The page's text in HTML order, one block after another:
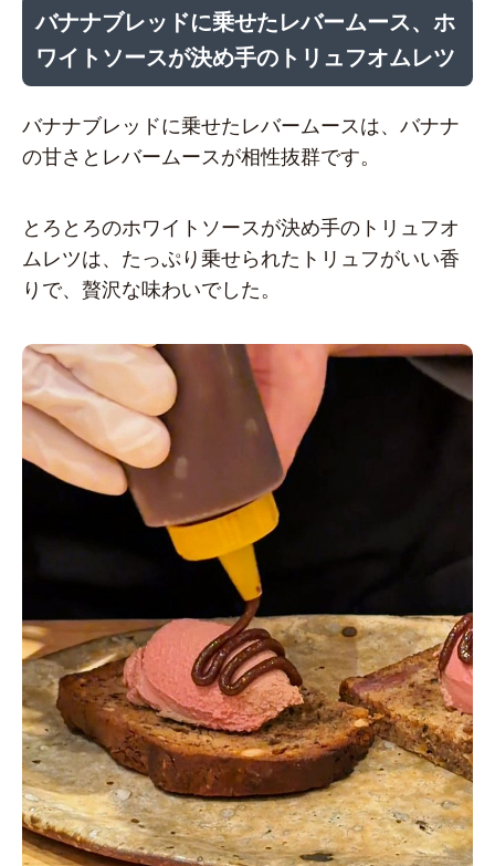
バナナブレッドに乗せたレバームース、ホ
ワイトソースが決め手のトリュフオムレツ
バナナブレッドに乗せたレバームースは、バナナ
の甘さとレバームースが相性抜群です。
とろとろのホワイトソースが決め手のトリュフオ
ムレツは、たっぷり乗せられたトリュフがいい香
りで、贅沢な味わいでした。